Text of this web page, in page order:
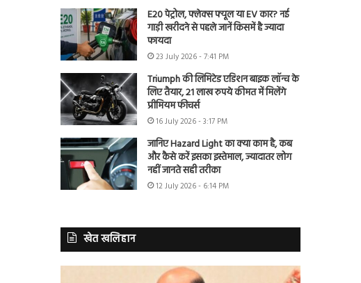
E20 पेट्रोल, फ्लेक्स फ्यूल या EV कार? नई
गाड़ी खरीदने से पहले जानें किसमें है ज्यादा
फायदा
23 July 2026 - 7:41 PM
Triumph की लिमिटेड एडिशन बाइक लॉन्च के
लिए तैयार, 21 लाख रुपये कीमत में मिलेंगे
प्रीमियम फीचर्स
16 July 2026 - 3:17 PM
जानिए Hazard Light का क्या काम है, कब
और कैसे करें इसका इस्तेमाल, ज्यादातर लोग
नहीं जानते सही तरीका
12 July 2026 - 6:14 PM
खेत खलिहान